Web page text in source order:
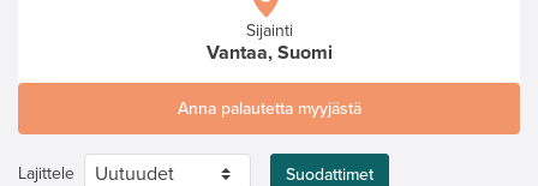
Sijainti
Vantaa, Suomi
Anna palautetta myyjästä
Lajittele Suodattimet